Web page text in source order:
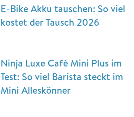
E-Bike Akku tauschen: So viel
kostet der Tausch 2026
Ninja Luxe Café Mini Plus im
Test: So viel Barista steckt im
Mini Alleskönner